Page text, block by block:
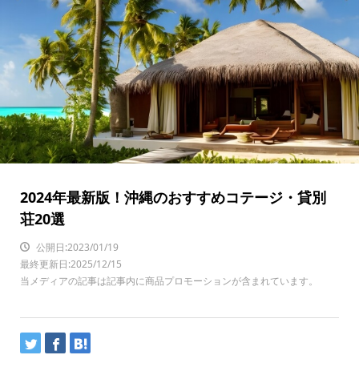
2024年最新版！沖縄のおすすめコテージ・貸別
荘20選
公開日:2023/01/19
最終更新日:2025/12/15
当メディアの記事は記事内に商品プロモーションが含まれています。